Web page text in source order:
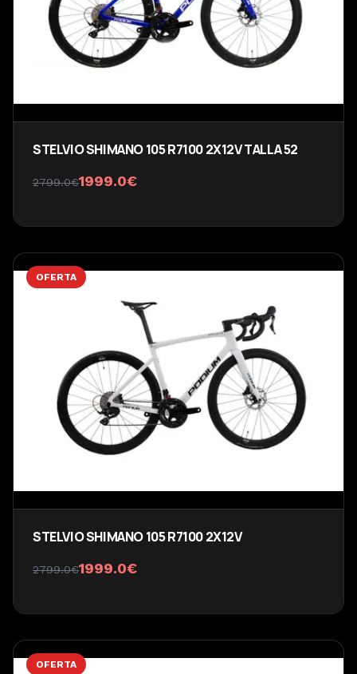
STELVIO SHIMANO 105 R7100 2X12V TALLA 52
2799.0€1999.0€
OFERTA
STELVIO SHIMANO 105 R7100 2X12V
2799.0€1999.0€
OFERTA